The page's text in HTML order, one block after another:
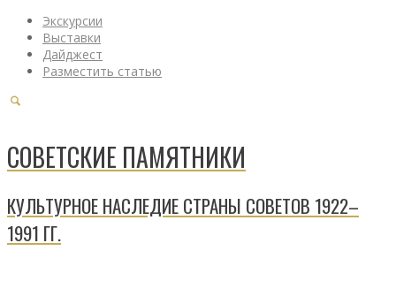
Экскурсии
Выставки
Дайджест
Разместить статью
СОВЕТСКИЕ ПАМЯТНИКИ
КУЛЬТУРНОЕ НАСЛЕДИЕ СТРАНЫ СОВЕТОВ 1922–
1991 ГГ.